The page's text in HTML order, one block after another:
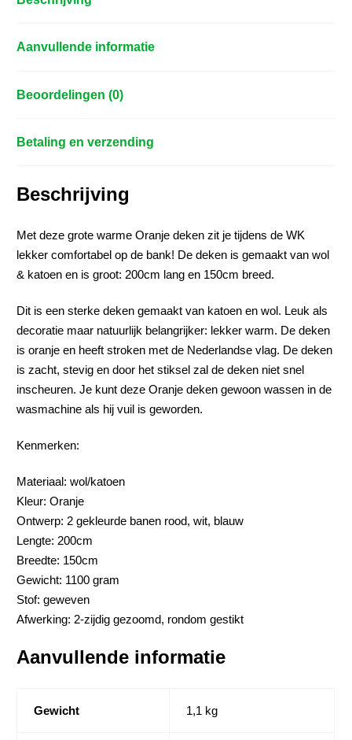
Aanvullende informatie
Beoordelingen (0)
Betaling en verzending
Beschrijving
Met deze grote warme Oranje deken zit je tijdens de WK
lekker comfortabel op de bank! De deken is gemaakt van wol
& katoen en is groot: 200cm lang en 150cm breed.
Dit is een sterke deken gemaakt van katoen en wol. Leuk als
decoratie maar natuurlijk belangrijker: lekker warm. De deken
is oranje en heeft stroken met de Nederlandse vlag. De deken
is zacht, stevig en door het stiksel zal de deken niet snel
inscheuren. Je kunt deze Oranje deken gewoon wassen in de
wasmachine als hij vuil is geworden.
Kenmerken:
Materiaal: wol/katoen
Kleur: Oranje
Ontwerp: 2 gekleurde banen rood, wit, blauw
Lengte: 200cm
Breedte: 150cm
Gewicht: 1100 gram
Stof: geweven
Afwerking: 2-zijdig gezoomd, rondom gestikt
Aanvullende informatie
Gewicht 1,1 kg